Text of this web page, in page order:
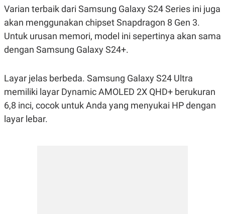
SIBER
PRIVACY
POLICY
Varian terbaik dari Samsung Galaxy S24 Series ini juga
akan menggunakan chipset Snapdragon 8 Gen 3.
Untuk urusan memori, model ini sepertinya akan sama
dengan Samsung Galaxy S24+.
Layar jelas berbeda. Samsung Galaxy S24 Ultra
memiliki layar Dynamic AMOLED 2X QHD+ berukuran
6,8 inci, cocok untuk Anda yang menyukai HP dengan
layar lebar.